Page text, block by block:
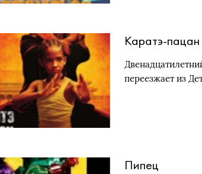
Каратэ-пацан
переезжает из
Пипец